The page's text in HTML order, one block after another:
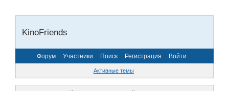
KinoFriends
Форум Участники Поиск Регистрация Войти
Активные темы